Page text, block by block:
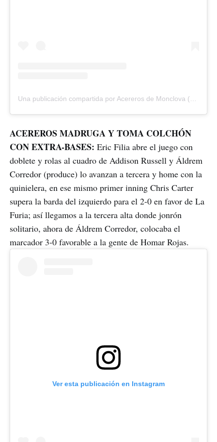
ACEREROS MADRUGA Y TOMA COLCHÓN
CON EXTRA-BASES: Eric Filia abre el juego con
doblete y rolas al cuadro de Addison Russell y Áldrem
Corredor (produce) lo avanzan a tercera y home con la
quinielera, en ese mismo primer inning Chris Carter
supera la barda del izquierdo para el 2-0 en favor de La
Furia; así llegamos a la tercera alta donde jonrón
solitario, ahora de Áldrem Corredor, colocaba el
marcador 3-0 favorable a la gente de Homar Rojas.
Ver esta publicación en Instagram